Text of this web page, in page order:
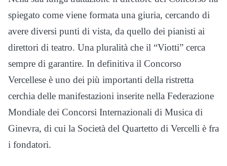
spiegato come viene formata una giuria, cercando di
avere diversi punti di vista, da quello dei pianisti ai
direttori di teatro. Una pluralità che il “Viotti” cerca
sempre di garantire. In definitiva il Concorso
Vercellese è uno dei più importanti della ristretta
cerchia delle manifestazioni inserite nella Federazione
Mondiale dei Concorsi Internazionali di Musica di
Ginevra, di cui la Società del Quartetto di Vercelli è fra
i fondatori.